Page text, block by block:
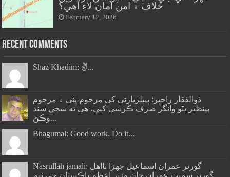
خلاف ۽ امن امان لاءِ آهي؟
February 12, 2026
Recent Comments
Shaz Khadim: ✌️...
ذوالفقار راڄپر: پيپلزپارٽي کي مرحوم ڀٽي ۽ مرحوم
بينظير ڀٽو وانگر صرف ڪرسي کپي، هي ته سڄي سنڌ
وڪڻ...
Bhagumal: Good work. Do it...
Nasrullah jamali: گورنر عمران اسماعيل جھڙا نااهل
گورنر سميت عمران خان وزير اعظم پاڪستان جي ٽيم